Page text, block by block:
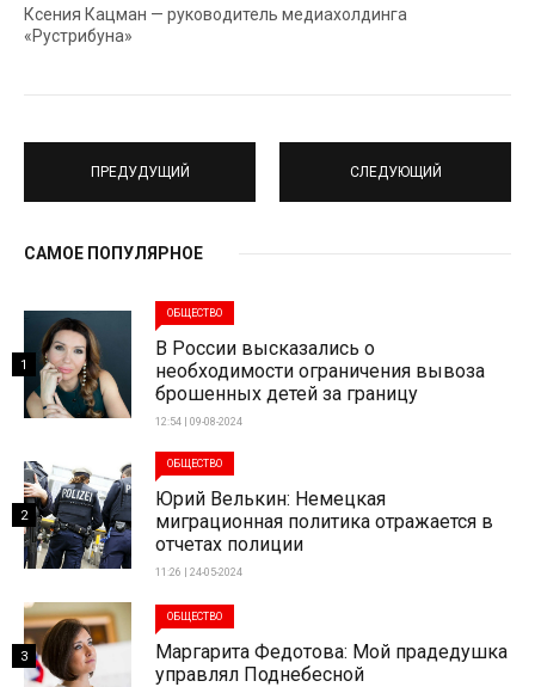
Ксения Кацман — руководитель медиахолдинга
«Рустрибуна»
ПРЕДУДУЩИЙ СЛЕДУЮЩИЙ
САМОЕ ПОПУЛЯРНОЕ
ОБЩЕСТВО
В России высказались о
необходимости ограничения вывоза
брошенных детей за границу
12:54 | 09-08-2024
1
ОБЩЕСТВО
Юрий Велькин: Немецкая
миграционная политика отражается в
отчетах полиции
11:26 | 24-05-2024
2
ОБЩЕСТВО
Маргарита Федотова: Мой прадедушка
управлял Поднебесной
3